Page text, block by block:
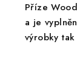
Příze
a je
výrobky